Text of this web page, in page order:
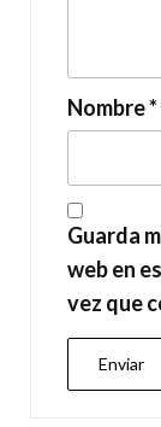
Nombre*
Guarda
web en
vez que